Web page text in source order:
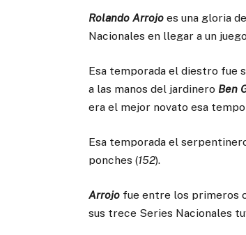
Rolando Arrojoes una gloria
Nacionales en llegar a un
Esa temporada el diestro fue
a las manos del jardinero Ben
era el mejor novato esa
Esa temporada el
ponches (152).
Arrojo fue entre los primeros
sus trece Series Nacionales